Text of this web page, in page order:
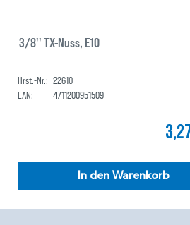
3/8'' TX-Nuss, E10
Hrst.-Nr.: 22610
EAN:
4711200951509
In den Warenkorb